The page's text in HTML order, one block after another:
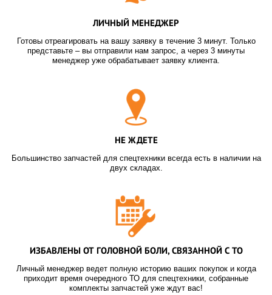
ЛИЧНЫЙ МЕНЕДЖЕР
Готовы отреагировать на вашу заявку в течение 3 минут. Только
представьте – вы отправили нам запрос, а через 3 минуты
менеджер уже обрабатывает заявку клиента.
НЕ ЖДЕТЕ
Большинство запчастей для спецтехники всегда есть в наличии на
двух складах.
ИЗБАВЛЕНЫ ОТ ГОЛОВНОЙ БОЛИ, СВЯЗАННОЙ С ТО
Личный менеджер ведет полную историю ваших покупок и когда
приходит время очередного ТО для спецтехники, собранные
комплекты запчастей уже ждут вас!